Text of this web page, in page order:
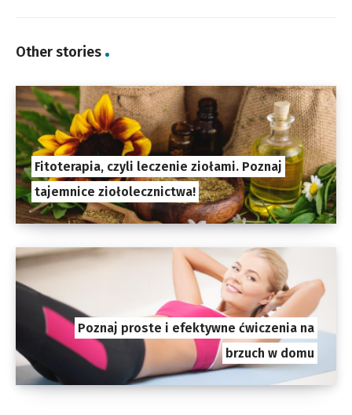
Other stories
Fitoterapia, czyli leczenie ziołami. Poznaj
tajemnice ziołolecznictwa!
Poznaj proste i efektywne ćwiczenia na
brzuch w domu